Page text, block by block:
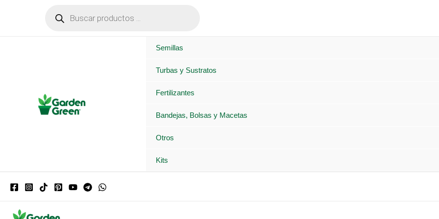
productos
Semillas
Turbas y Sustratos
Fertilizantes
Bandejas, Bolsas y Macetas
Otros
Kits